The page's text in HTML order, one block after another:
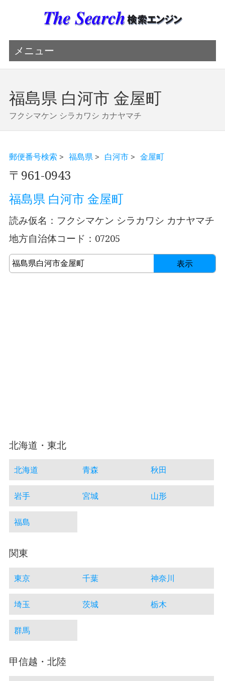
メニュー
福島県 白河市 金屋町
フクシマケン シラカワシ カナヤマチ
郵便番号検索 > 福島県 > 白河市> 金屋町
〒961-0943
福島県 白河市 金屋町
読み仮名：フクシマケン シラカワシ カナヤマチ
地方自治体コード：07205
表示
北海道・東北
北海道 青森 秋田
岩手 宮城 山形
福島
関東
東京 千葉 神奈川
埼玉 茨城 栃木
群馬
甲信越・北陸